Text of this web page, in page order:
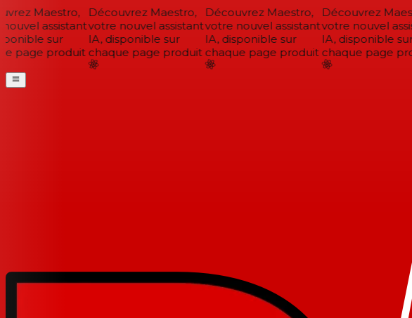
Maestro,
assistant
sur
page produit
Découvrez Maestro,
votre nouvel assistant
IA, disponible sur
chaque page produit
Découvrez Maestro,
votre nouvel assistant
IA, disponible sur
chaque page produit
Découvrez
votre nouvel
IA, disponible sur
chaque page